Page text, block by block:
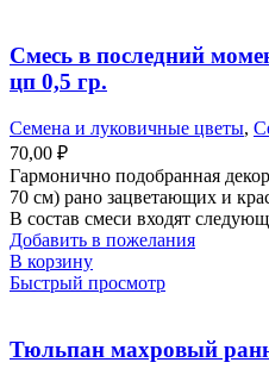
Смесь в последний
цп 0,5 гр.
Семена и луковичные цветы,
70,00 ₽
Гармонично подобранная
70 см) рано зацветающих и
В состав смеси входят
Добавить в пожелания
В корзину
Быстрый просмотр
Тюльпан махровый